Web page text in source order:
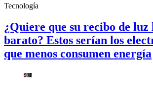
Tecnología
¿Quiere que su recibo de luz
barato? Estos serían los
que menos consumen energía